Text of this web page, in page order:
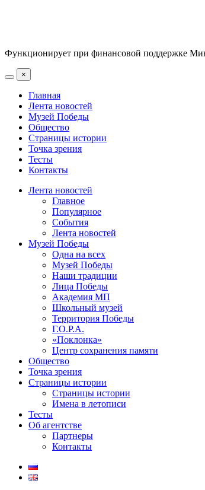
Функционирует при финансовой поддержке
×
Главная
Лента новостей
Музей Победы
Общество
Страницы истории
Точка зрения
Тесты
Контакты
Лента новостей
Главное
Популярное
События
Лента новостей
Музей Победы
Одна на всех
Музей Победы
Наши традиции
Лица Победы
Академия МП
Школьный музей
Территория Победы
Г.О.Р.А.
«Поклонка»
Центр сохранения памяти
Общество
Точка зрения
Страницы истории
Страницы истории
Имена в летописи
Тесты
Об агентстве
Партнеры
Контакты